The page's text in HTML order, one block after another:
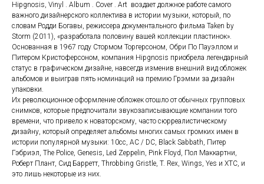
Hipgnosis, Vinyl . Album . Cover . Art воздает должное работе самого
важного дизайнерского коллектива в истории музыки, который, по
словам Родди Богавы, режиссера документального фильма Taken by
Storm (2011), «разработала половину вашей коллекции пластинок».
Основанная в 1967 году Стормом Торгерсоном, Обри По Пауэллом и
Питером Кристоферсоном, компания Hipgnosis приобрела легендарный
статус в графическом дизайне, навсегда изменив внешний вид обложек
альбомов и выиграв пять номинаций на премию Грэмми за дизайн
упаковки.
Их революционное оформление обложек отошло от обычных групповых
снимков, которые предпочитали звукозаписывающие компании того
времени, что привело к новаторскому, часто сюрреалистическому
дизайну, который определяет альбомы многих самых громких имен в
истории популярной музыки: 10cc, AC / DC, Black Sabbath, Питер
Гэбриэл, The Police, Genesis, Led Zeppelin, Pink Floyd, Пол Маккартни,
Роберт Плант, Сид Барретт, Throbbing Gristle, T. Rex, Wings, Yes и XTC, и
это лишь некоторые из них.